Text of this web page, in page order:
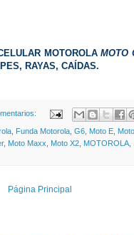
MOTOROLAMOTO
RAYAS, CAÍDAS.
Funda Motorola G6 Moto E
, Moto Maxx Moto X2 MOTOROLA
Página Principal